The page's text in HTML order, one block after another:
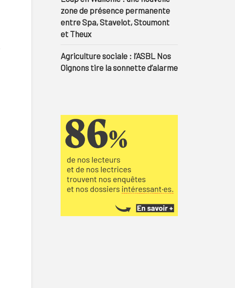
zone de présence permanente
entre Spa, Stavelot, Stoumont
et Theux
Agriculture sociale : l’ASBL Nos
Oignons tire la sonnette d’alarme